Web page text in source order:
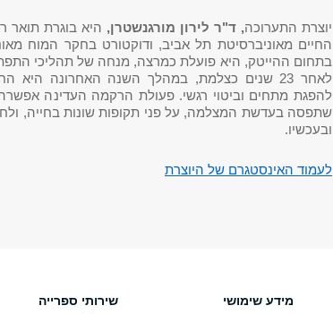
יוצרת התערוכה, ד"ר לירון מורגנשטרן, היא בוגרת תואר
החיים מאוניברסיטת תל אביב, ודוקטורט בחקר המוח
בתחום ההייטק, היא פועלת כמרצה, מנחה של תהליכי
לאחר 23 שנים כצלמת, במהלך השנה האחרונה
להפגת מתחים וביטוי רגשי. פעולת הרקמה העדינה אפשרה
שתפסה בעדשת המצלמה, על פני תקופות שונות בחייה,
ובעכשיו.
לעמוד האינסטגרם של היוצרת
מידע שימושי
שירותי ספרייה